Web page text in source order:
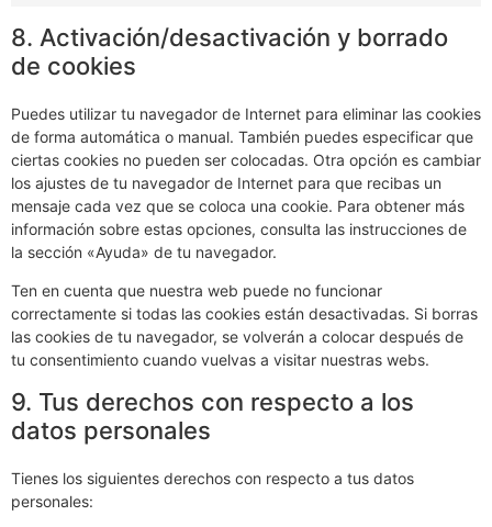
Marketing
8. Activación/desactivación y borrado
de cookies
Puedes utilizar tu navegador de Internet para eliminar las cookies
de forma automática o manual. También puedes especificar que
ciertas cookies no pueden ser colocadas. Otra opción es cambiar
los ajustes de tu navegador de Internet para que recibas un
información sobre estas opciones, consulta las instrucciones de
la sección «Ayuda» de tu navegador.
Ten en cuenta que nuestra web puede no funcionar
las cookies de tu navegador, se volverán a colocar después de
tu consentimiento cuando vuelvas a visitar nuestras webs.
9. Tus derechos con respecto a los
datos personales